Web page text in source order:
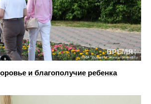
и благополучие ребенка